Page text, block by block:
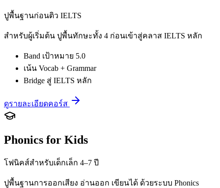
ปูพื้นฐานก่อนติว IELTS
สำหรับผู้เริ่มต้น ปูพื้นทักษะทั้ง 4 ก่อนเข้าสู่คลาส IELTS หลัก
Band เป้าหมาย 5.0
เน้น Vocab + Grammar
Bridge สู่ IELTS หลัก
ดูรายละเอียดคอร์ส
Phonics for Kids
โฟนิคส์สำหรับเด็กเล็ก 4–7 ปี
ปูพื้นฐานการออกเสียง อ่านออก เขียนได้ ด้วยระบบ Phonics